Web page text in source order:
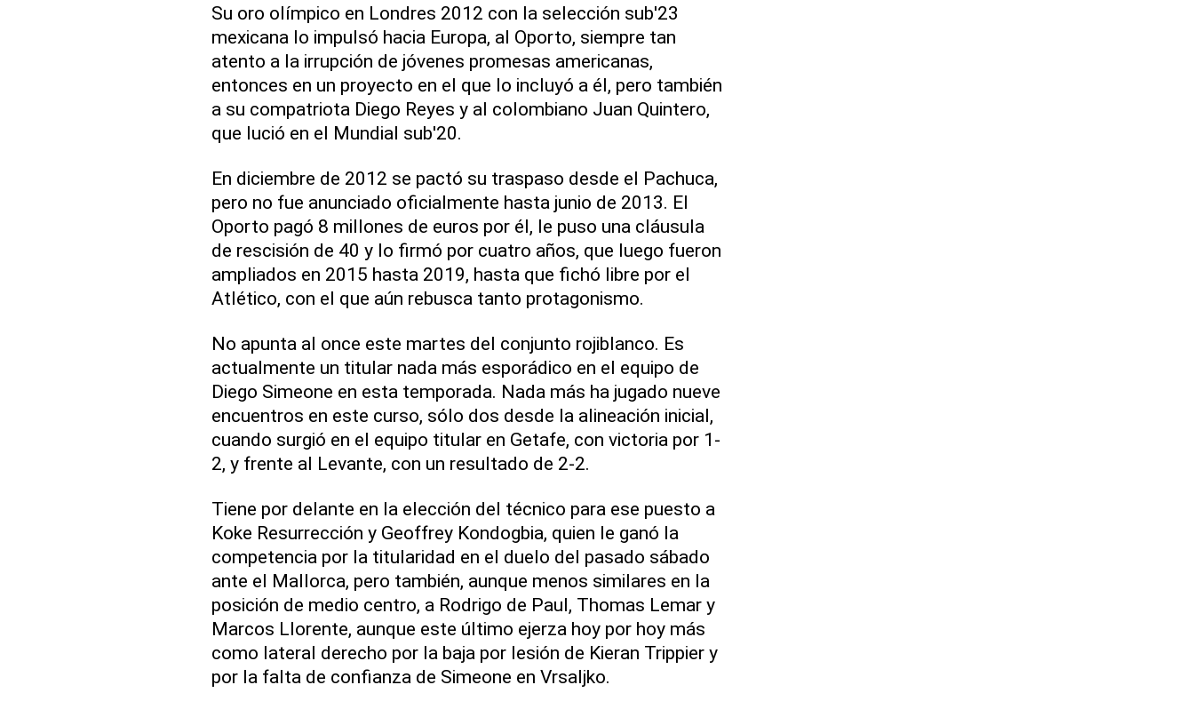
Su oro olímpico en Londres 2012 con la selección sub'23
mexicana lo impulsó hacia Europa, al Oporto, siempre tan
atento a la irrupción de jóvenes promesas americanas,
entonces en un proyecto en el que lo incluyó a él, pero también
a su compatriota Diego Reyes y al colombiano Juan Quintero,
que lució en el Mundial sub'20.
En diciembre de 2012 se pactó su traspaso desde el Pachuca,
pero no fue anunciado oficialmente hasta junio de 2013. El
Oporto pagó 8 millones de euros por él, le puso una cláusula
de rescisión de 40 y lo firmó por cuatro años, que luego fueron
ampliados en 2015 hasta 2019, hasta que fichó libre por el
Atlético, con el que aún rebusca tanto protagonismo.
No apunta al once este martes del conjunto rojiblanco. Es
actualmente un titular nada más esporádico en el equipo de
Diego Simeone en esta temporada. Nada más ha jugado nueve
encuentros en este curso, sólo dos desde la alineación inicial,
cuando surgió en el equipo titular en Getafe, con victoria por 1-
2, y frente al Levante, con un resultado de 2-2.
Tiene por delante en la elección del técnico para ese puesto a
Koke Resurrección y Geoffrey Kondogbia, quien le ganó la
competencia por la titularidad en el duelo del pasado sábado
ante el Mallorca, pero también, aunque menos similares en la
posición de medio centro, a Rodrigo de Paul, Thomas Lemar y
Marcos Llorente, aunque este último ejerza hoy por hoy más
como lateral derecho por la baja por lesión de Kieran Trippier y
por la falta de confianza de Simeone en Vrsaljko.